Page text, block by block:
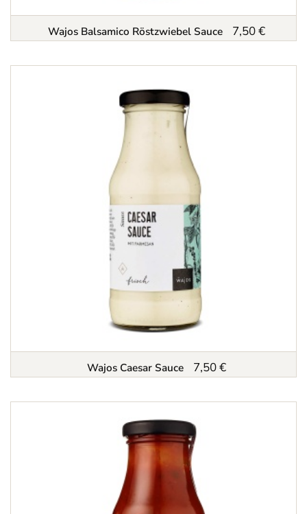
Wajos Balsamico Röstzwiebel Sauce 7,50 €
Wajos Caesar Sauce 7,50 €